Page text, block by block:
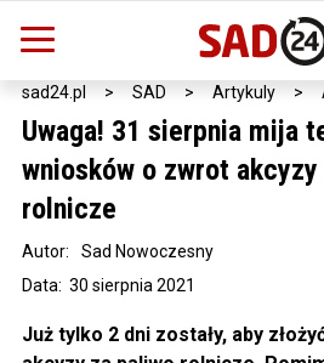
sad24.pl > SAD > Artykuly >
Uwaga! 31 sierpnia mija
wniosków o zwrot
rolnicze
Data: 30 sierpnia 2021
Autor: Sad Nowoczesny
Już tylko 2 dni zostały, aby